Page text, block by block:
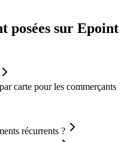
posées sur Epoint
carte pour les commerçants
récurrents ?